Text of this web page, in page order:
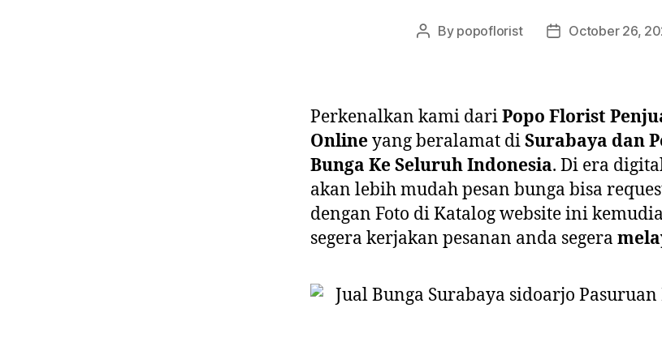
By popoflorist October 26,
Perkenalkan kami dariPopo Florist
Onlineyang beralamat diSurabaya dan
Bunga Ke Seluruh Indonesia. Di era
akan lebih mudah pesan bunga bisa
dengan Foto di Katalog website ini
segera kerjakan pesanan anda segera